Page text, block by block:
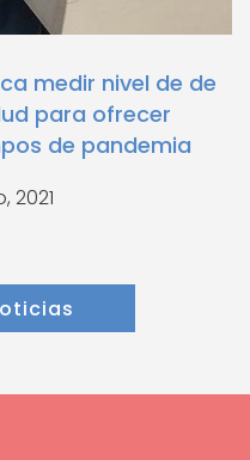
medir nivel de de
para ofrecer
de pandemia
2021